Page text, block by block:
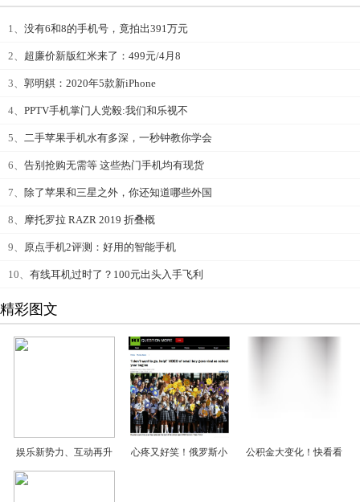
1、 没有6和8的手机号，竟拍出391万元
2、 超廉价新版红米来了：499元/4月8
3、 郭明錤：2020年5款新iPhone
4、 PPTV手机掌门人党毅:我们和乐视不
5、 二手苹果手机水有多深，一秒钟教你学会
6、 告别抢购无需等 这些热门手机均有现货
7、 除了苹果和三星之外，你还知道哪些外国
8、 摩托罗拉 RAZR 2019 折叠概
9、 原点手机2评测：好用的智能手机
10、 有线耳机过时了？100元出头入手飞利
精彩图文
娱乐新势力、互动再升 心疼又好笑！俄罗斯小 公积金大变化！快看看